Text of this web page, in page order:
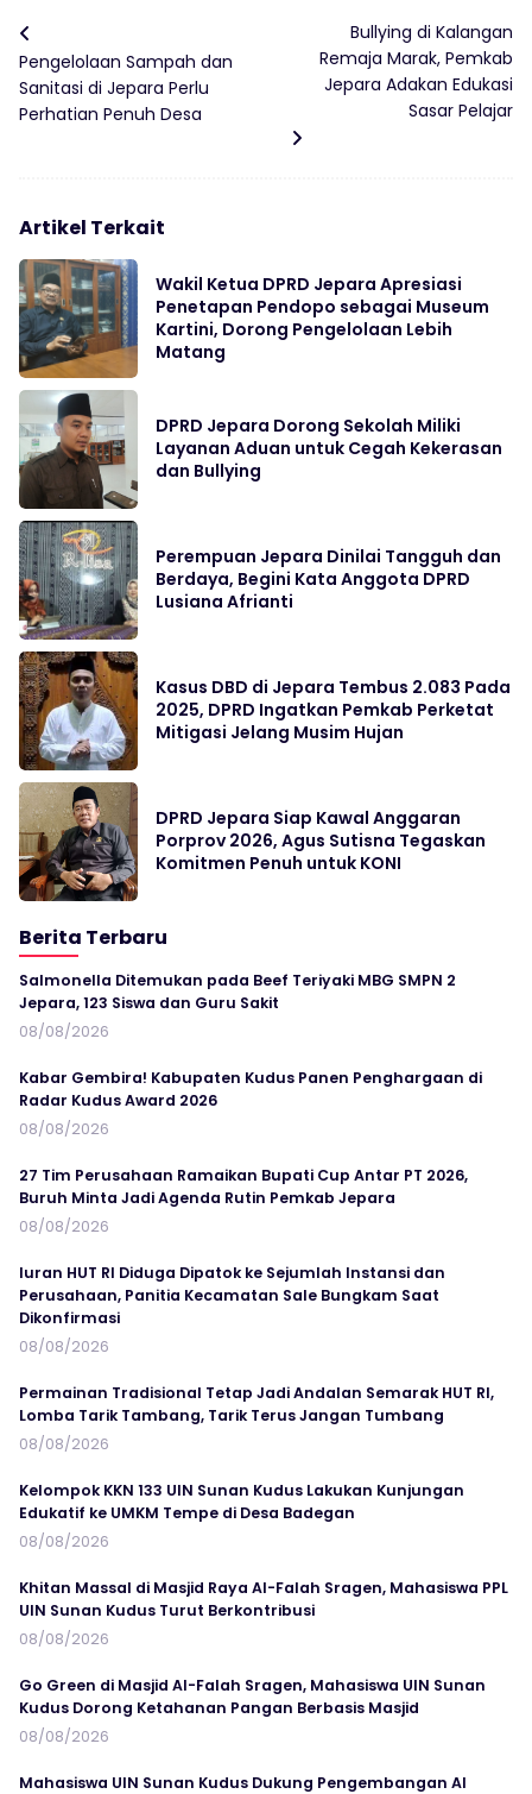
Pengelolaan Sampah dan
Sanitasi di Jepara Perlu
Perhatian Penuh Desa
Bullying di Kalangan
Remaja Marak, Pemkab
Jepara Adakan Edukasi
Sasar Pelajar
Artikel Terkait
Wakil Ketua DPRD Jepara Apresiasi
Penetapan Pendopo sebagai Museum
Kartini, Dorong Pengelolaan Lebih
Matang
DPRD Jepara Dorong Sekolah Miliki
Layanan Aduan untuk Cegah Kekerasan
dan Bullying
Perempuan Jepara Dinilai Tangguh dan
Berdaya, Begini Kata Anggota DPRD
Lusiana Afrianti
Kasus DBD di Jepara Tembus 2.083 Pada
2025, DPRD Ingatkan Pemkab Perketat
Mitigasi Jelang Musim Hujan
DPRD Jepara Siap Kawal Anggaran
Porprov 2026, Agus Sutisna Tegaskan
Komitmen Penuh untuk KONI
Berita Terbaru
Salmonella Ditemukan pada Beef Teriyaki MBG SMPN 2
Jepara, 123 Siswa dan Guru Sakit
08/08/2026
Kabar Gembira! Kabupaten Kudus Panen Penghargaan di
Radar Kudus Award 2026
08/08/2026
27 Tim Perusahaan Ramaikan Bupati Cup Antar PT 2026,
Buruh Minta Jadi Agenda Rutin Pemkab Jepara
08/08/2026
Iuran HUT RI Diduga Dipatok ke Sejumlah Instansi dan
Perusahaan, Panitia Kecamatan Sale Bungkam Saat
Dikonfirmasi
08/08/2026
Permainan Tradisional Tetap Jadi Andalan Semarak HUT RI,
Lomba Tarik Tambang, Tarik Terus Jangan Tumbang
08/08/2026
Kelompok KKN 133 UIN Sunan Kudus Lakukan Kunjungan
Edukatif ke UMKM Tempe di Desa Badegan
08/08/2026
Khitan Massal di Masjid Raya Al-Falah Sragen, Mahasiswa PPL
UIN Sunan Kudus Turut Berkontribusi
08/08/2026
Go Green di Masjid Al-Falah Sragen, Mahasiswa UIN Sunan
Kudus Dorong Ketahanan Pangan Berbasis Masjid
08/08/2026
Mahasiswa UIN Sunan Kudus Dukung Pengembangan Al